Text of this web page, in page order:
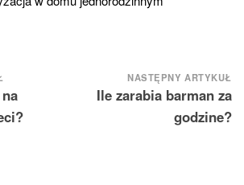
NASTĘPNY ARTYKUŁ
Ile zarabia barman za
godzine?